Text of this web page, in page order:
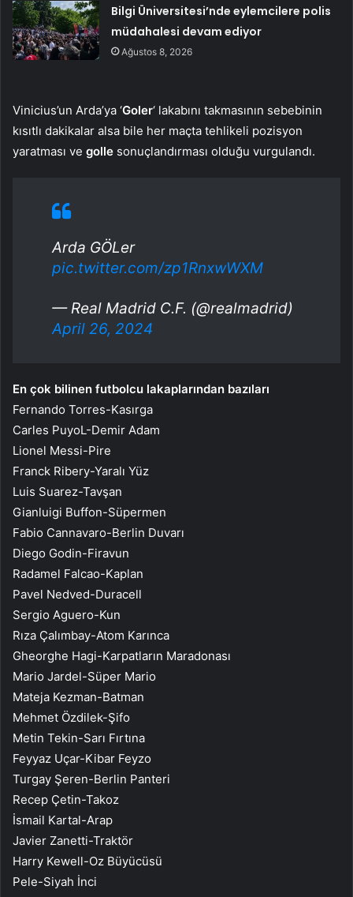
Bilgi Üniversitesi’nde eylemcilere polis
müdahalesi devam ediyor
Ağustos 8, 2026
Vinicius’un Arda’ya ‘Goler‘ lakabını takmasının sebebinin
kısıtlı dakikalar alsa bile her maçta tehlikeli pozisyon
yaratması ve golle sonuçlandırması olduğu vurgulandı.
Arda GÖLer
pic.twitter.com/zp1RnxwWXM
— Real Madrid C.F. (@realmadrid)
April 26, 2024
En çok bilinen futbolcu lakaplarından bazıları
Fernando Torres-Kasırga
Carles PuyoL-Demir Adam
Lionel Messi-Pire
Franck Ribery-Yaralı Yüz
Luis Suarez-Tavşan
Gianluigi Buffon-Süpermen
Fabio Cannavaro-Berlin Duvarı
Diego Godin-Firavun
Radamel Falcao-Kaplan
Pavel Nedved-Duracell
Sergio Aguero-Kun
Rıza Çalımbay-Atom Karınca
Gheorghe Hagi-Karpatların Maradonası
Mario Jardel-Süper Mario
Mateja Kezman-Batman
Mehmet Özdilek-Şifo
Metin Tekin-Sarı Fırtına
Feyyaz Uçar-Kibar Feyzo
Turgay Şeren-Berlin Panteri
Recep Çetin-Takoz
İsmail Kartal-Arap
Javier Zanetti-Traktör
Harry Kewell-Oz Büyücüsü
Pele-Siyah İnci